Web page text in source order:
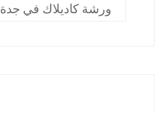
ورشة كاديلاك في جدة